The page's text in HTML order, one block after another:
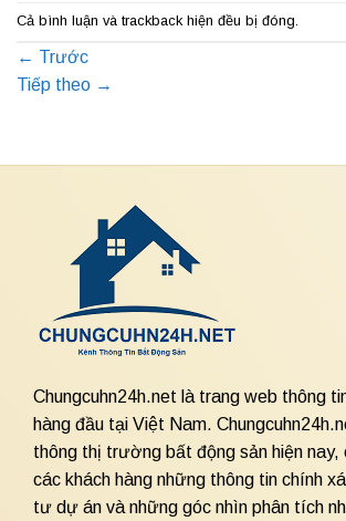
Cả bình luận và trackback hiện đều bị đóng.
← Trước
Tiếp theo →
Chungcuhn24h.net là trang web thông
hàng đầu tại Việt Nam.
thông thị trường bất động sản hiện nay,
các khách hàng những thông tin chính
tư dự án và những góc nhìn phân tích